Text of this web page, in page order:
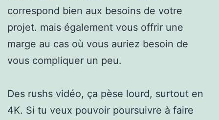
correspond bien aux besoins de votre
projet. mais également vous offrir une
marge au cas où vous auriez besoin de
vous compliquer un peu.
Des rushs vidéo, ça pèse lourd, surtout en
4K. Si tu veux pouvoir poursuivre à faire